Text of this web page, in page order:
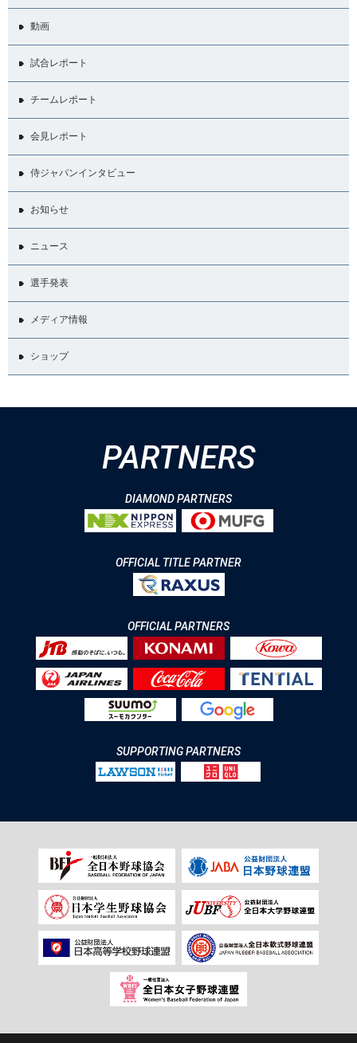
動画
試合レポート
チームレポート
会見レポート
侍ジャパンインタビュー
お知らせ
ニュース
選手発表
メディア情報
ショップ
PARTNERS
DIAMOND PARTNERS
OFFICIAL TITLE PARTNER
OFFICIAL PARTNERS
SUPPORTING PARTNERS